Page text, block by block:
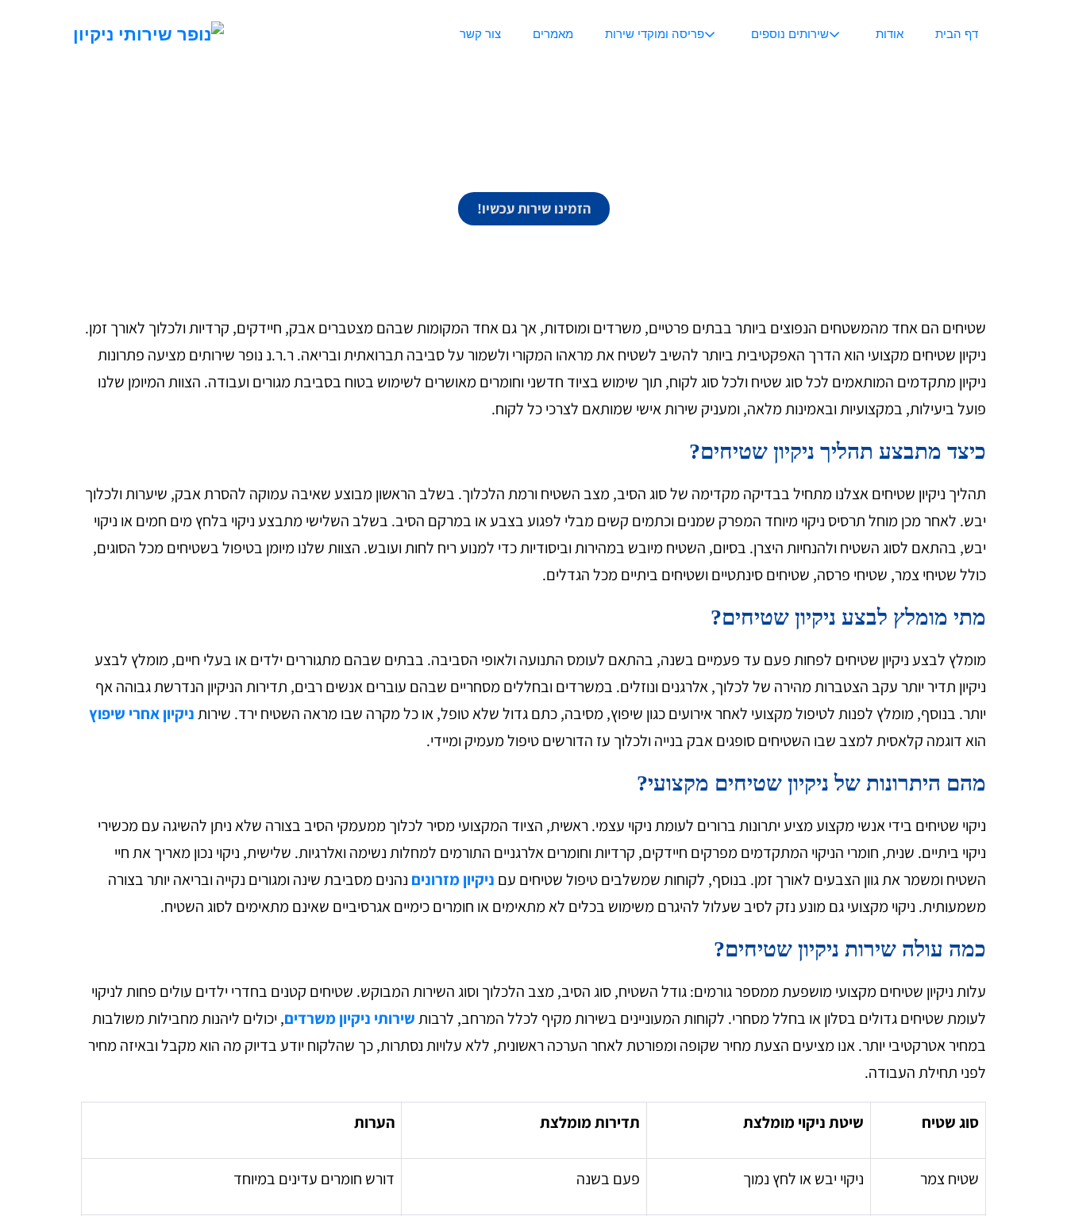
דף הבית אודות שירותים נוספים פריסה ומוקדי שירות מאמרים צור קשר
הזמינו שירות עכשיו!
שטיחים הם אחד מהמשטחים הנפוצים ביותר בבתים פרטיים, משרדים ומוסדות, אך גם אחד המקומות שבהם מצטברים אבק, חיידקים, קרדיות ולכלוך לאורך זמן.
ניקיון שטיחים מקצועי הוא הדרך האפקטיבית ביותר להשיב לשטיח את מראהו המקורי ולשמור על סביבה תברואתית ובריאה. ר.ר.נ נופר שירותים מציעה פתרונות
ניקיון מתקדמים המותאמים לכל סוג שטיח ולכל סוג לקוח, תוך שימוש בציוד חדשני וחומרים מאושרים לשימוש בטוח בסביבת מגורים ועבודה. הצוות המיומן שלנו
פועל ביעילות, במקצועיות ובאמינות מלאה, ומעניק שירות אישי שמותאם לצרכי כל לקוח.
כיצד מתבצע תהליך ניקיון שטיחים?
תהליך ניקיון שטיחים אצלנו מתחיל בבדיקה מקדימה של סוג הסיב, מצב השטיח ורמת הלכלוך. בשלב הראשון מבוצע שאיבה עמוקה להסרת אבק, שיערות ולכלוך
יבש. לאחר מכן מוחל תרסיס ניקוי מיוחד המפרק שמנים וכתמים קשים מבלי לפגוע בצבע או במרקם הסיב. בשלב השלישי מתבצע ניקוי בלחץ מים חמים או ניקוי
יבש, בהתאם לסוג השטיח ולהנחיות היצרן. בסיום, השטיח מיובש במהירות וביסודיות כדי למנוע ריח לחות ועובש. הצוות שלנו מיומן בטיפול בשטיחים מכל הסוגים,
כולל שטיחי צמר, שטיחי פרסה, שטיחים סינתטיים ושטיחים ביתיים מכל הגדלים.
מתי מומלץ לבצע ניקיון שטיחים?
מומלץ לבצע ניקיון שטיחים לפחות פעם עד פעמיים בשנה, בהתאם לעומס התנועה ולאופי הסביבה. בבתים שבהם מתגוררים ילדים או בעלי חיים, מומלץ לבצע
ניקיון תדיר יותר עקב הצטברות מהירה של לכלוך, אלרגנים ונוזלים. במשרדים ובחללים מסחריים שבהם עוברים אנשים רבים, תדירות הניקיון הנדרשת גבוהה אף
יותר. בנוסף, מומלץ לפנות לטיפול מקצועי לאחר אירועים כגון שיפוץ, מסיבה, כתם גדול שלא טופל, או כל מקרה שבו מראה השטיח ירד. שירותניקיון אחרי שיפוץ
הוא דוגמה קלאסית למצב שבו השטיחים סופגים אבק בנייה ולכלוך עז הדורשים טיפול מעמיק ומיידי.
מהם היתרונות של ניקיון שטיחים מקצועי?
ניקוי שטיחים בידי אנשי מקצוע מציע יתרונות ברורים לעומת ניקוי עצמי. ראשית, הציוד המקצועי מסיר לכלוך ממעמקי הסיב בצורה שלא ניתן להשיגה עם מכשירי
ניקוי ביתיים. שנית, חומרי הניקוי המתקדמים מפרקים חיידקים, קרדיות וחומרים אלרגניים התורמים למחלות נשימה ואלרגיות. שלישית, ניקוי נכון מאריך את חיי
השטיח ומשמר את גוון הצבעים לאורך זמן. בנוסף, לקוחות שמשלבים טיפול שטיחים עם ניקיון מזרונים נהנים מסביבת שינה ומגורים נקייה ובריאה יותר בצורה
משמעותית. ניקוי מקצועי גם מונע נזק לסיב שעלול להיגרם משימוש בכלים לא מתאימים או חומרים כימיים אגרסיביים שאינם מתאימים לסוג השטיח.
כמה עולה שירות ניקיון שטיחים?
עלות ניקיון שטיחים מקצועי מושפעת ממספר גורמים: גודל השטיח, סוג הסיב, מצב הלכלוך וסוג השירות המבוקש. שטיחים קטנים בחדרי ילדים עולים פחות לניקוי
לעומת שטיחים גדולים בסלון או בחלל מסחרי. לקוחות המעוניינים בשירות מקיף לכלל המרחב, לרבותשירותי ניקיון משרדים, יכולים ליהנות מחבילות משולבות
במחיר אטרקטיבי יותר. אנו מציעים הצעת מחיר שקופה ומפורטת לאחר הערכה ראשונית, ללא עלויות נסתרות, כך שהלקוח יודע בדיוק מה הוא מקבל ובאיזה מחיר
לפני תחילת העבודה.
סוג שטיח שיטת ניקוי מומלצת תדירות מומלצת הערות
שטיח צמר ניקוי יבש או לחץ נמוך פעם בשנה דורש חומרים עדינים במיוחד